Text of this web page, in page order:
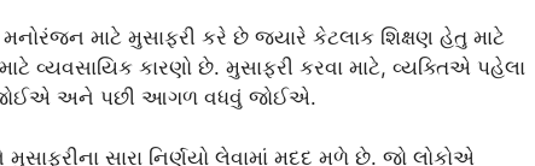
મનોરંજન માટે મુસાફરી કરે છે જ્યારે કેટલાક શિક્ષણ હેતુ માટે
વ્યવસાયિક કારણો છે. મુસાફરી કરવા માટે, વ્યક્તિએ પહેલા
જોઈએ અને પછી આગળ વધવું જોઈએ.
મુસાફરીના સારા નિર્ણયો લેવામાં મદદ મળે છે. જો લોકોએ